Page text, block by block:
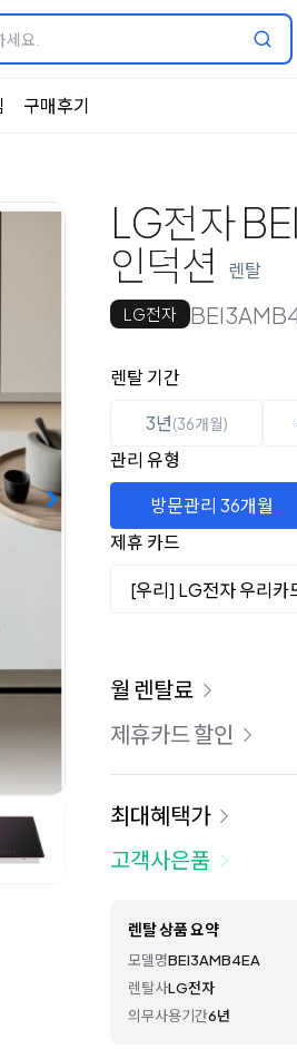
구매후기
LG전자
인덕션
렌탈
LG전자
옵션 선택
렌탈 선택
렌탈 기간
3년(36개월)
관리 유형
방문관리 36개월
제휴 카드
[우리] LG전자 우리카
이용 요금
월 렌탈료
제휴카드 할인
최대혜택가
고객사은품
렌탈 상품 요약
모델명BEI3AMB4EA
렌탈사LG전자
의무사용기간6년